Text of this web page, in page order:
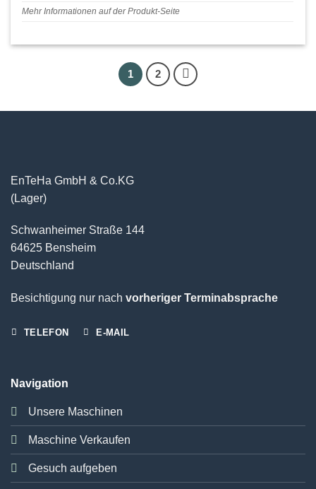
Mehr Informationen auf der Produkt-Seite
1 2
EnTeHa GmbH & Co.KG
(Lager)
Schwanheimer Straße 144
64625 Bensheim
Deutschland
Besichtigung nur nach vorheriger Terminabsprache
TELEFON E-MAIL
Navigation
Unsere Maschinen
Maschine Verkaufen
Gesuch aufgeben